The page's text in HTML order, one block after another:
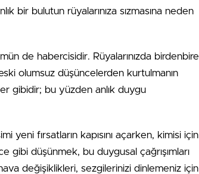
bir bulutun rüyalarınıza sızmasına neden
de habercisidir. Rüyalarınızda birdenbire
olumsuz düşüncelerden kurtulmanın
gibidir; bu yüzden anlık duygu
yeni fırsatların kapısını açarken, kimisi için
gibi düşünmek, bu duygusal çağrışımları
değişiklikleri, sezgilerinizi dinlemeniz için